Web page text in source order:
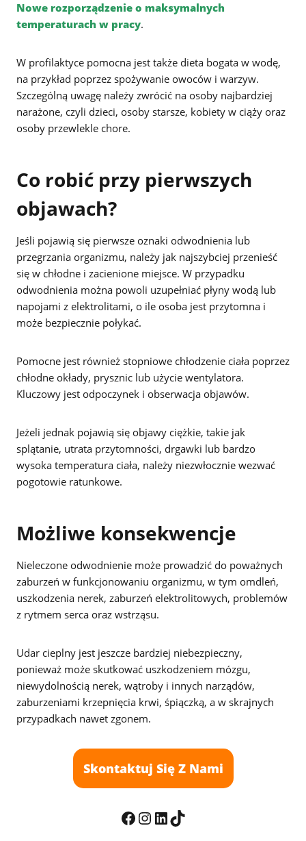
Nowe rozporządzenie o maksymalnych
temperaturach w pracy.
W profilaktyce pomocna jest także dieta bogata w wodę,
na przykład poprzez spożywanie owoców i warzyw.
Szczególną uwagę należy zwrócić na osoby najbardziej
narażone, czyli dzieci, osoby starsze, kobiety w ciąży oraz
osoby przewlekle chore.
Co robić przy pierwszych
objawach?
Jeśli pojawią się pierwsze oznaki odwodnienia lub
przegrzania organizmu, należy jak najszybciej przenieść
się w chłodne i zacienione miejsce. W przypadku
odwodnienia można powoli uzupełniać płyny wodą lub
napojami z elektrolitami, o ile osoba jest przytomna i
może bezpiecznie połykać.
Pomocne jest również stopniowe chłodzenie ciała poprzez
chłodne okłady, prysznic lub użycie wentylatora.
Kluczowy jest odpoczynek i obserwacja objawów.
Jeżeli jednak pojawią się objawy ciężkie, takie jak
splątanie, utrata przytomności, drgawki lub bardzo
wysoka temperatura ciała, należy niezwłocznie wezwać
pogotowie ratunkowe.
Możliwe konsekwencje
Nieleczone odwodnienie może prowadzić do poważnych
zaburzeń w funkcjonowaniu organizmu, w tym omdleń,
uszkodzenia nerek, zaburzeń elektrolitowych, problemów
z rytmem serca oraz wstrząsu.
Udar cieplny jest jeszcze bardziej niebezpieczny,
ponieważ może skutkować uszkodzeniem mózgu,
niewydolnością nerek, wątroby i innych narządów,
zaburzeniami krzepnięcia krwi, śpiączką, a w skrajnych
przypadkach nawet zgonem.
Skontaktuj Się Z Nami
Facebook InstagramLinkedIn TikTok